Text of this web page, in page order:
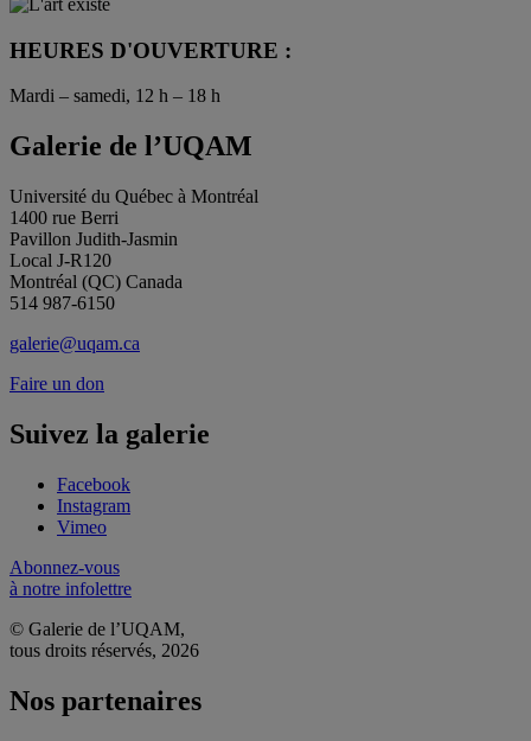
HEURES D'OUVERTURE :
Mardi – samedi, 12 h – 18 h
Galerie de l’UQAM
Université du Québec à Montréal
1400 rue Berri
Pavillon Judith-Jasmin
Local J-R120
Montréal (QC) Canada
514 987-6150
galerie@uqam.ca
Faire un don
Suivez la galerie
Facebook
Instagram
Vimeo
Abonnez-vous
à notre infolettre
© Galerie de l’UQAM,
tous droits réservés, 2026
Nos partenaires